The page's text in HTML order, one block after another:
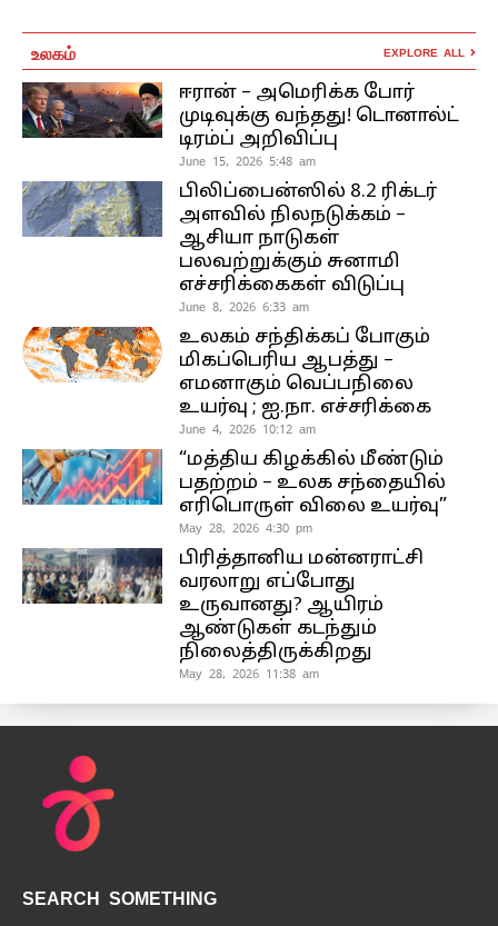
உலகம் EXPLORE ALL
ஈரான் – அமெரிக்க போர்
முடிவுக்கு வந்தது! டொனால்ட்
டிரம்ப் அறிவிப்பு
June 15, 2026 5:48 am
பிலிப்பைன்ஸில் 8.2 ரிக்டர்
அளவில் நிலநடுக்கம் –
ஆசியா நாடுகள்
பலவற்றுக்கும் சுனாமி
எச்சரிக்கைகள் விடுப்பு
June 8, 2026 6:33 am
உலகம் சந்திக்கப் போகும்
மிகப்பெரிய ஆபத்து –
எமனாகும் வெப்பநிலை
உயர்வு ; ஐ.நா. எச்சரிக்கை
June 4, 2026 10:12 am
“மத்திய கிழக்கில் மீண்டும்
பதற்றம் – உலக சந்தையில்
எரிபொருள் விலை உயர்வு”
May 28, 2026 4:30 pm
பிரித்தானிய மன்னராட்சி
வரலாறு எப்போது
உருவானது? ஆயிரம்
ஆண்டுகள் கடந்தும்
நிலைத்திருக்கிறது
May 28, 2026 11:38 am
SEARCH SOMETHING